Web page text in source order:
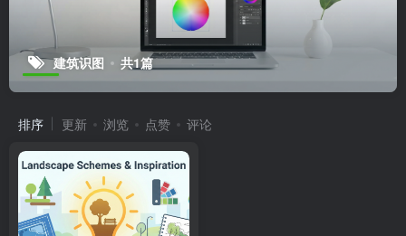
建筑识图 共1篇
排序 更新 浏览 点赞 评论